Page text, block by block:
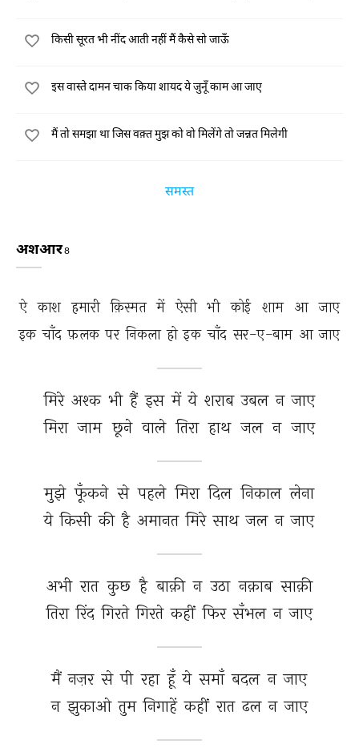
किसी सूरत भी नींद आती नहीं मैं कैसे सो जाऊँ
इस वास्ते दामन चाक किया शायद ये जुनूँ काम आ जाए
मैं तो समझा था जिस वक़्त मुझ को वो मिलेंगे तो जन्नत मिलेगी
समस्त
अशआर8
ऐ काश हमारी क़िस्मत में ऐसी भी कोई शाम आ जाए
इक चाँद फ़लक पर निकला हो इक चाँद सर-ए-बाम आ जाए
मिरे अश्क भी हैं इस में ये शराब उबल न जाए
मिरा जाम छूने वाले तिरा हाथ जल न जाए
मुझे फूँकने से पहले मिरा दिल निकाल लेना
ये किसी की है अमानत मिरे साथ जल न जाए
अभी रात कुछ है बाक़ी न उठा नक़ाब साक़ी
तिरा रिंद गिरते गिरते कहीं फिर सँभल न जाए
मैं नज़र से पी रहा हूँ ये समाँ बदल न जाए
न झुकाओ तुम निगाहें कहीं रात ढल न जाए